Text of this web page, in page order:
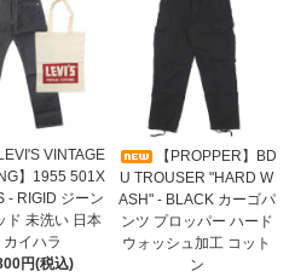
LEVI'S VINTAGE
】1955 501X
- RIGID ジーン
ド 未洗い 日本
カイハラ
円(税込)
【PROPPER】BD
U TROUSER "HARD W
ASH" - BLACK カーゴパ
ンツ プロッパー ハード
ウォッシュ加工 コット
ン